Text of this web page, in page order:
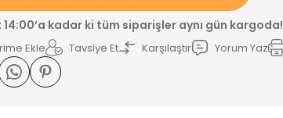
14:00’a kadar ki tüm siparişler aynı gün kargoda!
Tavsiye Et Karşılaştır Yorum Yaz